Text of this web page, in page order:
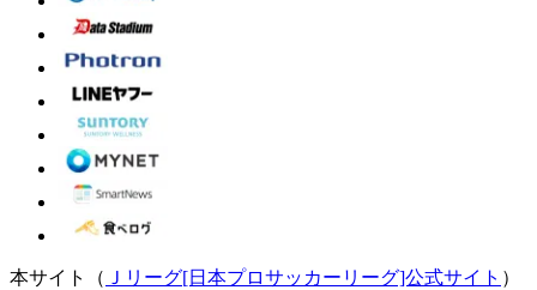
本サイト（ Ｊリーグ[日本プロサッカーリーグ]公式サイト ）